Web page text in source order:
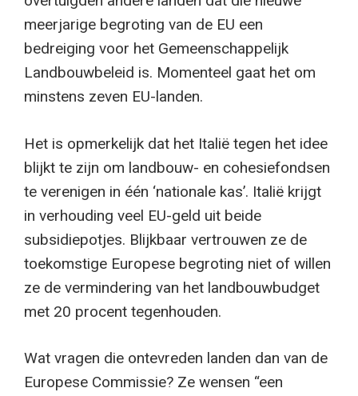
meerjarige begroting van de EU een
bedreiging voor het Gemeenschappelijk
Landbouwbeleid is. Momenteel gaat het om
minstens zeven EU-landen.
Het is opmerkelijk dat het Italië tegen het idee
blijkt te zijn om landbouw- en cohesiefondsen
te verenigen in één ‘nationale kas’. Italië krijgt
in verhouding veel EU-geld uit beide
subsidiepotjes. Blijkbaar vertrouwen ze de
toekomstige Europese begroting niet of willen
ze de vermindering van het landbouwbudget
met 20 procent tegenhouden.
Wat vragen die ontevreden landen dan van de
Europese Commissie? Ze wensen “een